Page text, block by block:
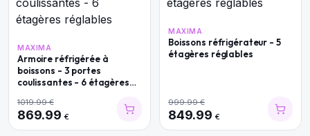
MAXIMA
Armoire réfrigérée à
boissons - 3 portes
coulissantes - 6 étagères
1019.99€
869.99 €
MAXIMA
Boissons réfrigérateur - 5
étagères réglables
999.99€
849.99 €